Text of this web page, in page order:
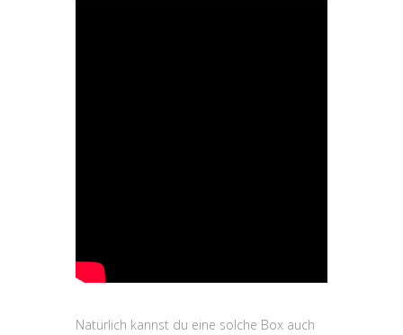
Natürlich kannst du eine solche Box auch